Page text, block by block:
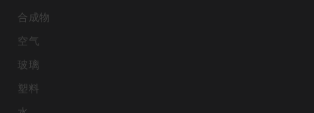
合成物
空气
玻璃
塑料